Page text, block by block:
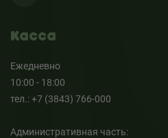
Касса
Ежедневно
10:00 - 18:00
тел.: +7 (3843) 766-000
Административная часть: